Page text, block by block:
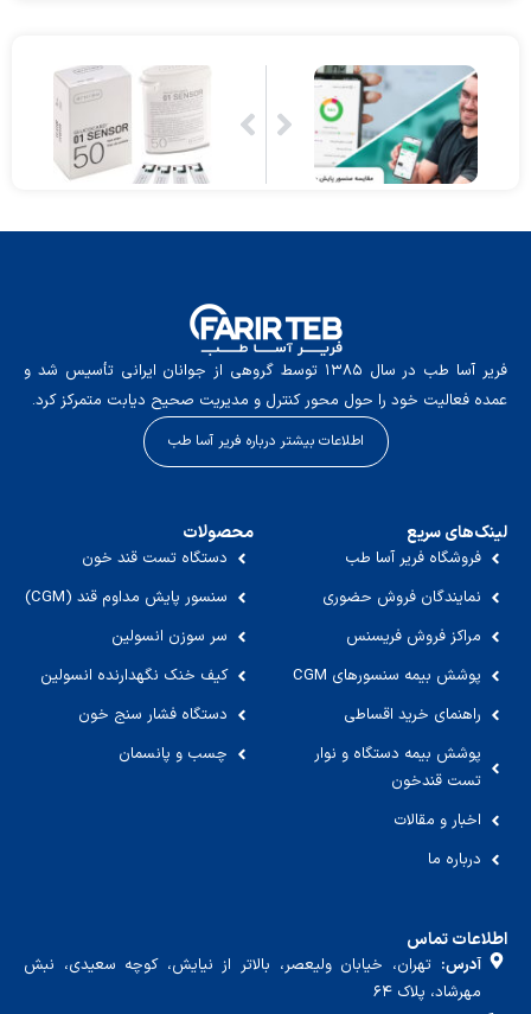
فریر آسا طب در سال ۱۳۸۵ توسط گروهی از جوانان ایرانی تأسیس شد و
عمده فعالیت خود را حول محور کنترل و مدیریت صحیح دیابت متمرکز کرد.
اطلاعات بیشتر درباره فریر آسا طب
لینک‌های سریع
فروشگاه فریر آسا طب
نمایندگان فروش حضوری
مراکز فروش فریسنس
پوشش بیمه سنسورهای CGM
راهنمای خرید اقساطی
پوشش بیمه دستگاه و نوار
تست قندخون
اخبار و مقالات
درباره ما
محصولات
دستگاه تست قند خون
سنسور پایش مداوم قند (CGM)
سر سوزن انسولین
کیف خنک نگهدارنده انسولین
دستگاه فشار سنج خون
چسب و پانسمان
اطلاعات تماس
آدرس: تهران، خیابان ولیعصر، بالاتر از نیایش، کوچه سعیدی، نبش
مهرشاد، پلاک ۶۴